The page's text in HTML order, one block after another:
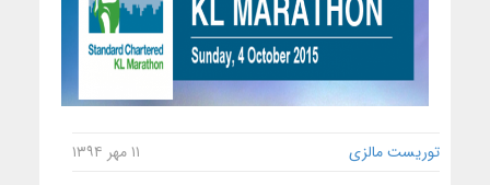
توریست مالزی ۱۱ مهر ۱۳۹۴